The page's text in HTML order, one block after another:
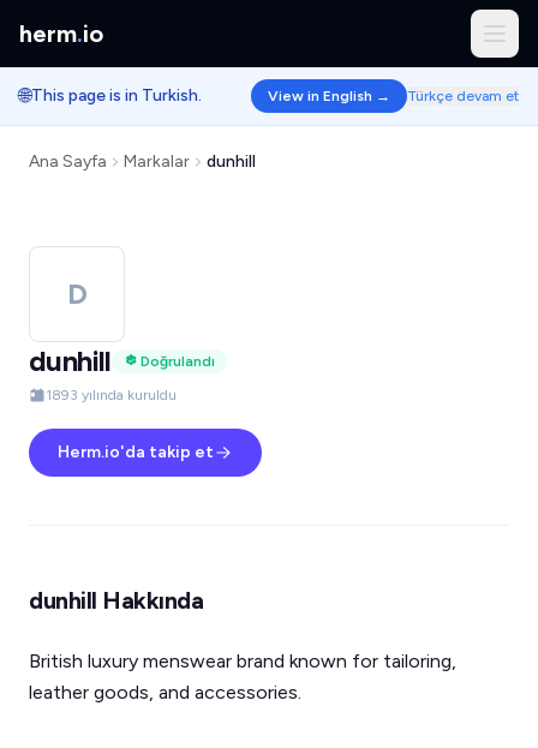
herm.io
🌐This page is in Turkish. View in English → Türkçe devam et
Ana Sayfa Markalar dunhill
D
dunhill
Doğrulandı
1893 yılında kuruldu
Herm.io'da takip et
dunhill Hakkında
British luxury menswear brand known for tailoring,
leather goods, and accessories.